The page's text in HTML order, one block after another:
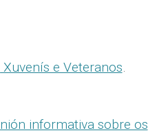
e Veteranos.
informativa sobre os